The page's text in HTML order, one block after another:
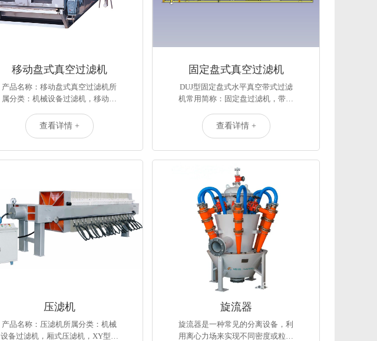
移动盘式真空过滤机
产品名称：移动盘式真空过滤机所
属分类：机械设备过滤机，移动…
查看详情 +
固定盘式真空过滤机
DUJ型固定盘式水平真空带式过滤
机常用简称：固定盘过滤机，带…
查看详情 +
压滤机
产品名称：压滤机所属分类：机械
设备过滤机，厢式压滤机，XY型…
旋流器
旋流器是一种常见的分离设备，利
用离心力场来实现不同密度或粒…